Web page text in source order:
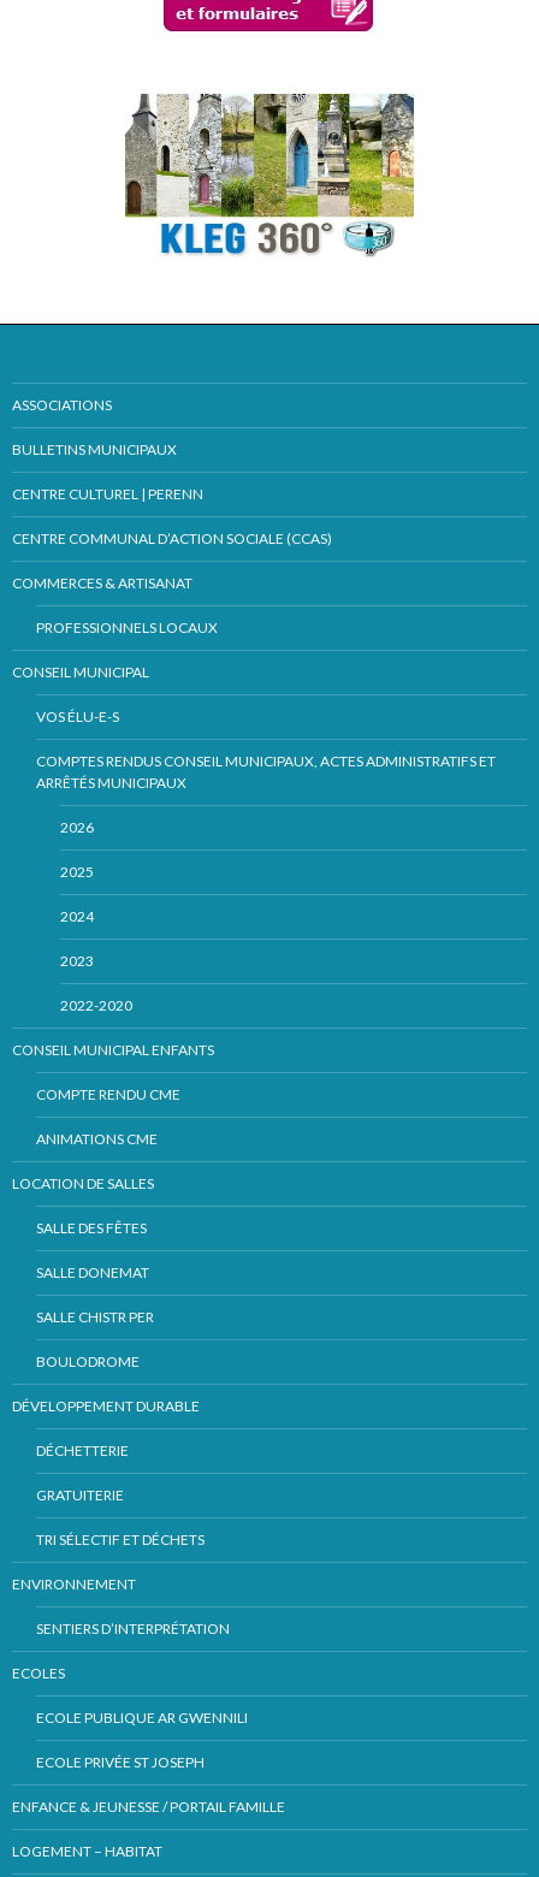
ASSOCIATIONS
BULLETINS MUNICIPAUX
CENTRE CULTUREL | PERENN
CENTRE COMMUNAL D’ACTION SOCIALE (CCAS)
COMMERCES & ARTISANAT
PROFESSIONNELS LOCAUX
CONSEIL MUNICIPAL
VOS ÉLU-E-S
COMPTES RENDUS CONSEIL MUNICIPAUX, ACTES ADMINISTRATIFS ET
ARRÊTÉS MUNICIPAUX
2026
2025
2024
2023
2022-2020
CONSEIL MUNICIPAL ENFANTS
COMPTE RENDU CME
ANIMATIONS CME
LOCATION DE SALLES
SALLE DES FÊTES
SALLE DONEMAT
SALLE CHISTR PER
BOULODROME
DÉVELOPPEMENT DURABLE
DÉCHETTERIE
GRATUITERIE
TRI SÉLECTIF ET DÉCHETS
ENVIRONNEMENT
SENTIERS D’INTERPRÉTATION
ECOLES
ECOLE PUBLIQUE AR GWENNILI
ECOLE PRIVÉE ST JOSEPH
ENFANCE & JEUNESSE / PORTAIL FAMILLE
LOGEMENT – HABITAT